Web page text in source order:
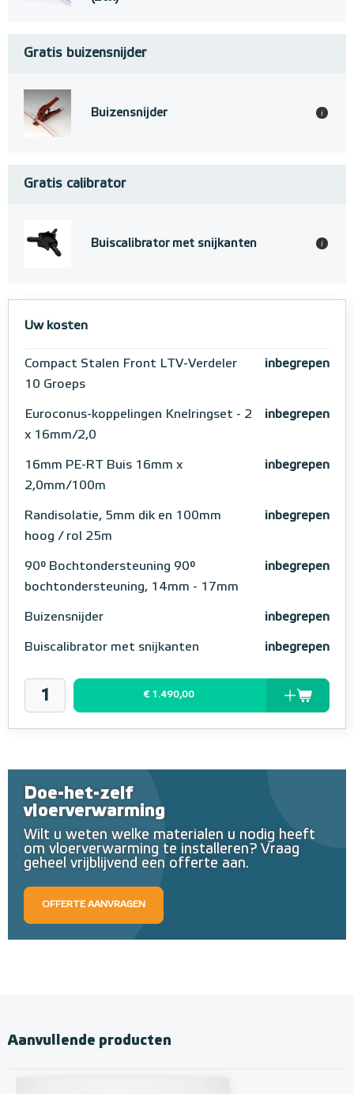
Gratis buizensnijder
Buizensnijder i
Gratis calibrator
Buiscalibrator met snijkanten i
Uw kosten
Compact Stalen Front LTV-Verdeler
10 Groeps
inbegrepen
Euroconus-koppelingen Knelringset - 2
x 16mm/2,0
inbegrepen
16mm PE-RT Buis 16mm x
2,0mm/100m
inbegrepen
Randisolatie, 5mm dik en 100mm
hoog / rol 25m
inbegrepen
90° Bochtondersteuning 90°
bochtondersteuning, 14mm - 17mm
inbegrepen
Buizensnijder inbegrepen
Buiscalibrator met snijkanten inbegrepen
€ 1.490,00
Doe-het-zelf
vloerverwarming
Wilt u weten welke materialen u nodig heeft
om vloerverwarming te installeren? Vraag
geheel vrijblijvend een offerte aan.
OFFERTE AANVRAGEN
Aanvullende producten